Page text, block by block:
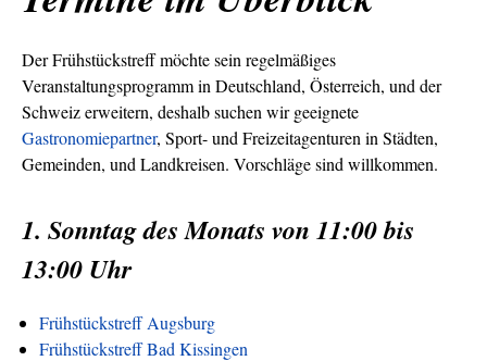
Der Frühstückstreff möchte sein regelmäßiges
Veranstaltungsprogramm in Deutschland, Österreich, und der
Schweiz erweitern, deshalb suchen wir geeignete
Gastronomiepartner, Sport- und Freizeitagenturen in Städten,
Gemeinden, und Landkreisen. Vorschläge sind willkommen.
1. Sonntag des Monats von 11:00 bis
13:00 Uhr
Frühstückstreff Augsburg
Frühstückstreff Bad Kissingen